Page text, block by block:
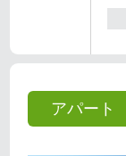
アパート